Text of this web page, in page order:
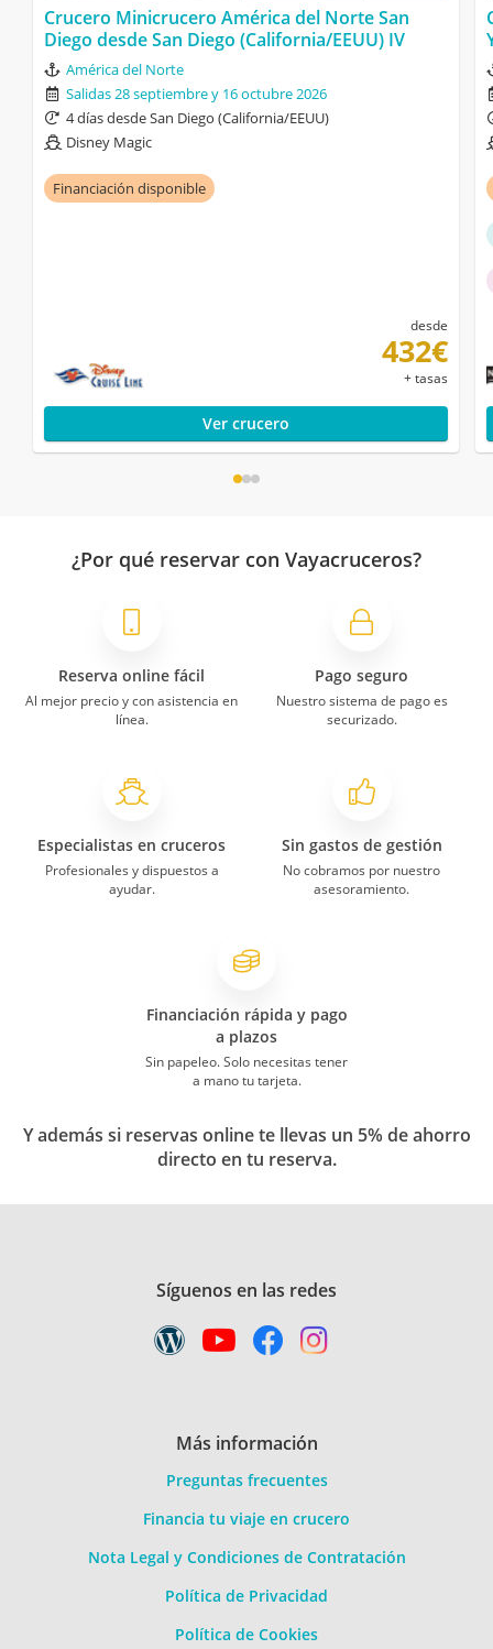
Crucero Minicrucero América del Norte San
Diego desde San Diego (California/EEUU) IV
América del Norte
Salidas 28 septiembre y 16 octubre 2026
4 días desde San Diego (California/EEUU)
Disney Magic
Financiación disponible
desde
432€
+ tasas
Ver crucero
¿Por qué reservar con Vayacruceros?
Reserva online fácil
Al mejor precio y con asistencia en
línea.
Pago seguro
Nuestro sistema de pago es
securizado.
Especialistas en cruceros
Profesionales y dispuestos a
ayudar.
Sin gastos de gestión
No cobramos por nuestro
asesoramiento.
Financiación rápida y pago
a plazos
Sin papeleo. Solo necesitas tener
a mano tu tarjeta.
Y además si reservas online te llevas un 5% de ahorro
directo en tu reserva.
Síguenos en las redes
Más información
Preguntas frecuentes
Financia tu viaje en crucero
Nota Legal y Condiciones de Contratación
Política de Privacidad
Política de Cookies